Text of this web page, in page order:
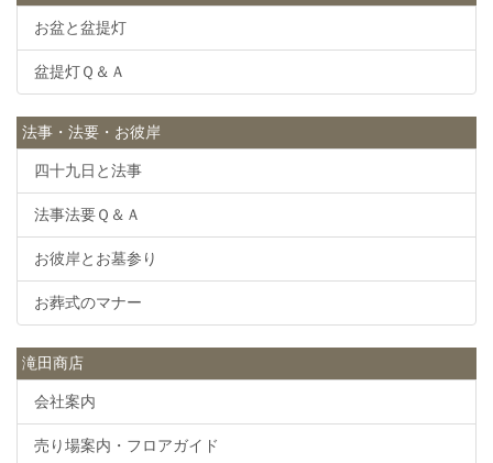
お盆と盆提灯
盆提灯Ｑ＆Ａ
法事・法要・お彼岸
四十九日と法事
法事法要Ｑ＆Ａ
お彼岸とお墓参り
お葬式のマナー
滝田商店
会社案内
売り場案内・フロアガイド